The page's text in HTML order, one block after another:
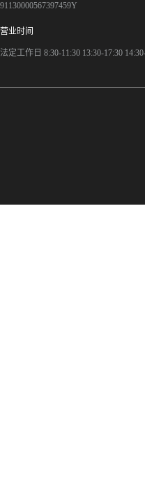
91130000567397459Y
营业时间
法定工作日 8:30-11:30 13:30-17:30